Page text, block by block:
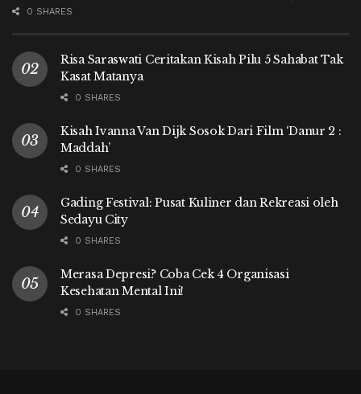
0 SHARES
Risa Saraswati Ceritakan Kisah Pilu 5 Sahabat Tak
Kasat Matanya
0 SHARES
Kisah Ivanna Van Dijk Sosok Dari Film ‘Danur 2 :
Maddah’
0 SHARES
Gading Festival: Pusat Kuliner dan Rekreasi oleh
Sedayu City
0 SHARES
Merasa Depresi? Coba Cek 4 Organisasi
Kesehatan Mental Ini!
0 SHARES